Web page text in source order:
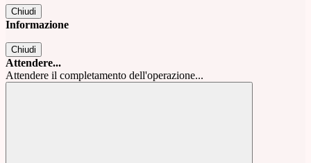
Chiudi
Informazione
Chiudi
Attendere...
Attendere il completamento dell'operazione...